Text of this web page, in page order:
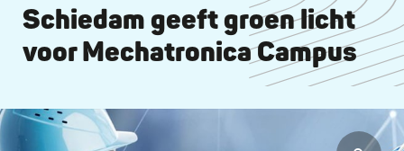
Schiedam geeft groen licht
voor Mechatronica Campus